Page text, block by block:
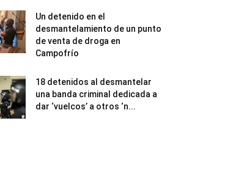
Un detenido en el
desmantelamiento de un punto
de venta de droga en
Campofrío
18 detenidos al desmantelar
una banda criminal dedicada a
dar ‘vuelcos’ a otros ‘n...